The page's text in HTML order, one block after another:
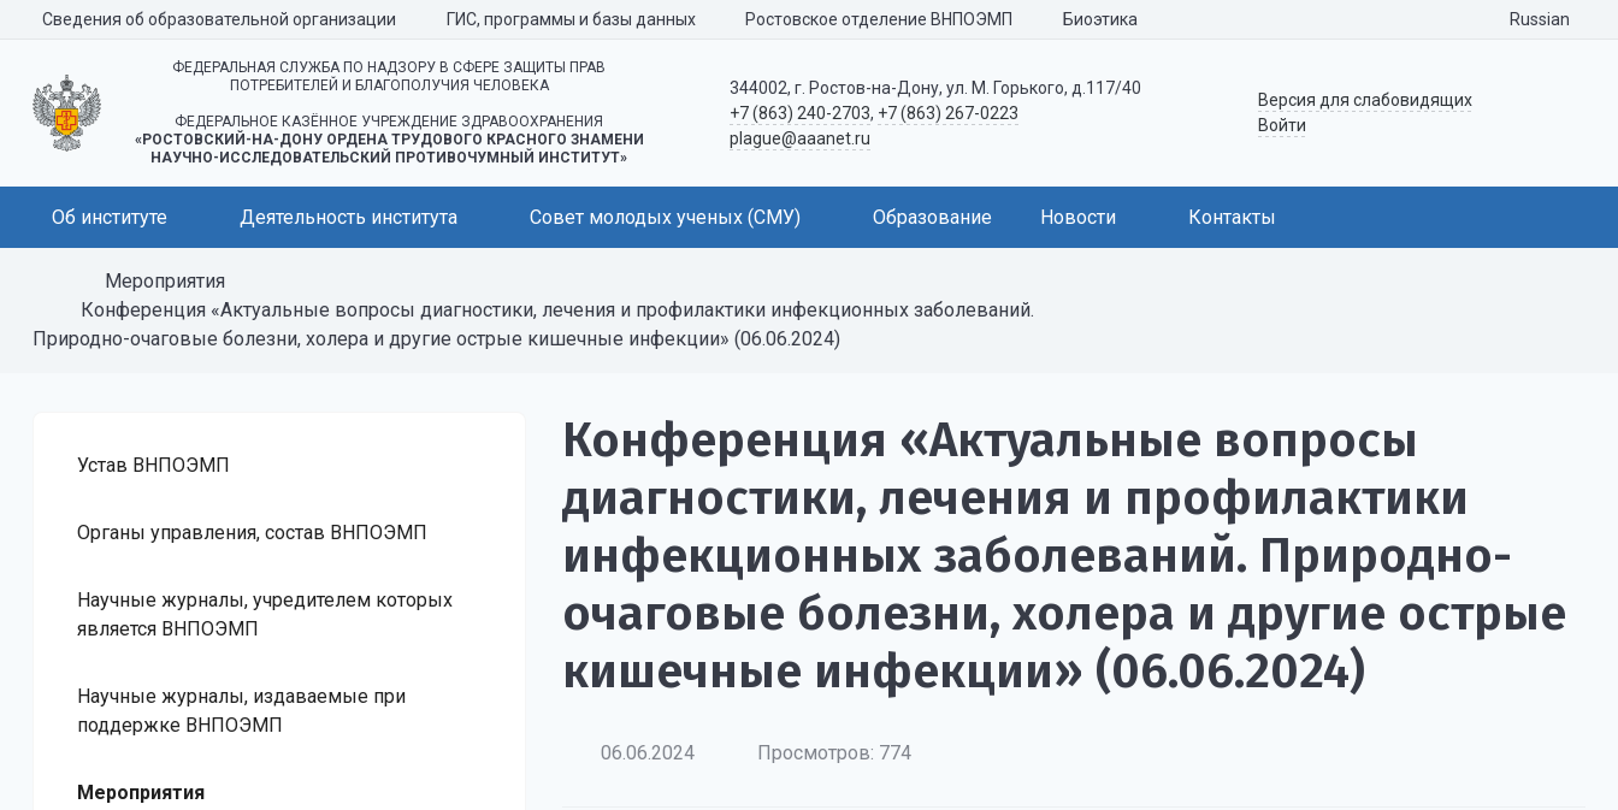
Сведения об образовательной организации ГИС, программы и базы данных Ростовское отделение ВНПОЭМП Биоэтика Russian
ФЕДЕРАЛЬНАЯ СЛУЖБА ПО НАДЗОРУ В СФЕРЕ ЗАЩИТЫ ПРАВ
ПОТРЕБИТЕЛЕЙ И БЛАГОПОЛУЧИЯ ЧЕЛОВЕКА
ФЕДЕРАЛЬНОЕ КАЗЁННОЕ УЧРЕЖДЕНИЕ ЗДРАВООХРАНЕНИЯ
«РОСТОВСКИЙ-НА-ДОНУ ОРДЕНА ТРУДОВОГО КРАСНОГО ЗНАМЕНИ
НАУЧНО-ИССЛЕДОВАТЕЛЬСКИЙ ПРОТИВОЧУМНЫЙ ИНСТИТУТ»
344002, г. Ростов-на-Дону, ул. М. Горького, д.117/40
+7 (863) 240-2703, +7 (863) 267-0223
plague@aaanet.ru
Версия для слабовидящих
Войти
Об институте Деятельность института Совет молодых ученых (СМУ) Образование Новости Контакты
Мероприятия
Конференция «Актуальные вопросы диагностики, лечения и профилактики инфекционных заболеваний.
Природно-очаговые болезни, холера и другие острые кишечные инфекции» (06.06.2024)
Устав ВНПОЭМП
Органы управления, состав ВНПОЭМП
Научные журналы, учредителем которых
является ВНПОЭМП
Научные журналы, издаваемые при
поддержке ВНПОЭМП
Мероприятия
Конференция «Актуальные вопросы
диагностики, лечения и профилактики
инфекционных заболеваний. Природно-
очаговые болезни, холера и другие острые
кишечные инфекции» (06.06.2024)
06.06.2024 Просмотров: 774